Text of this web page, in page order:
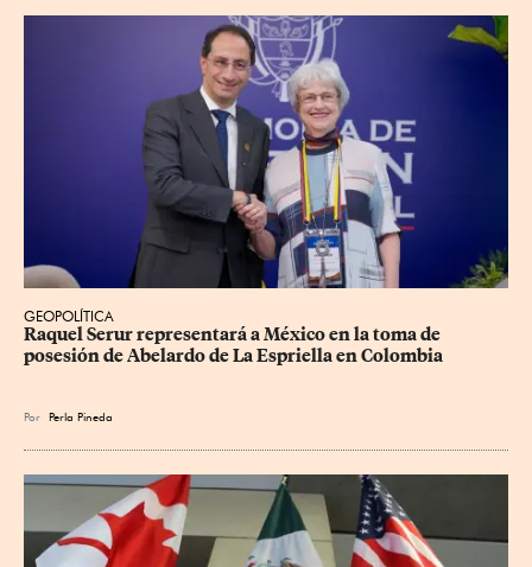
GEOPOLÍTICA
Raquel Serur representará a México en la toma de
posesión de Abelardo de La Espriella en Colombia
Por Perla Pineda